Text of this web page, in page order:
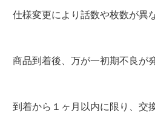
仕様変更により話数や枚数が異
商品到着後、万が一初期不良が
到着から１ヶ月以内に限り、交